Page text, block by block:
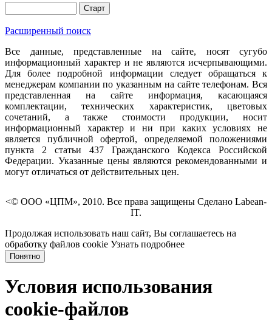
Расширенный поиск
Все данные, представленные на сайте, носят сугубо
информационный характер и не являются исчерпывающими.
Для более подробной информации следует обращаться к
менеджерам компании по указанным на сайте телефонам. Вся
представленная на сайте информация, касающаяся
комплектации, технических характеристик, цветовых
сочетаний, а также стоимости продукции, носит
информационный характер и ни при каких условиях не
является публичной офертой, определяемой положениями
пункта 2 статьи 437 Гражданского Кодекса Российской
Федерации. Указанные цены являются рекомендованными и
могут отличаться от действительных цен.
<© ООО «ЦПМ», 2010. Все права защищены Сделано Labean-
IT.
Продолжая использовать наш сайт, Вы соглашаетесь на
обработку файлов cookie Узнать подробнее
Понятно
Условия использования
cookie-файлов